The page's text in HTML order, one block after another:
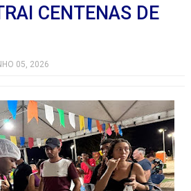
CENTENAS DE
05, 2026